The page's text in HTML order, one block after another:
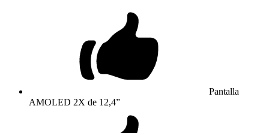
Pantalla
AMOLED 2X de 12,4”